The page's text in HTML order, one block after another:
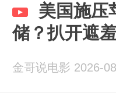
美国施压
储？扒开遮
金哥说电影 2026-